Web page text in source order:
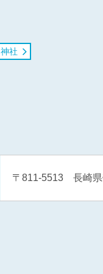
神社
〒811-5513 長崎県